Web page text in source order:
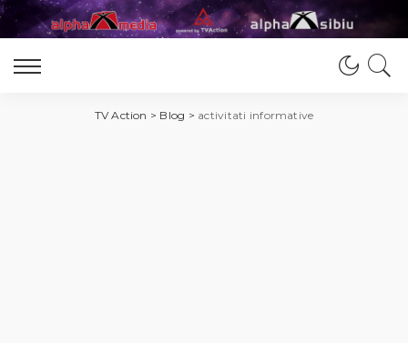
TV Action > Blog > activitati informative